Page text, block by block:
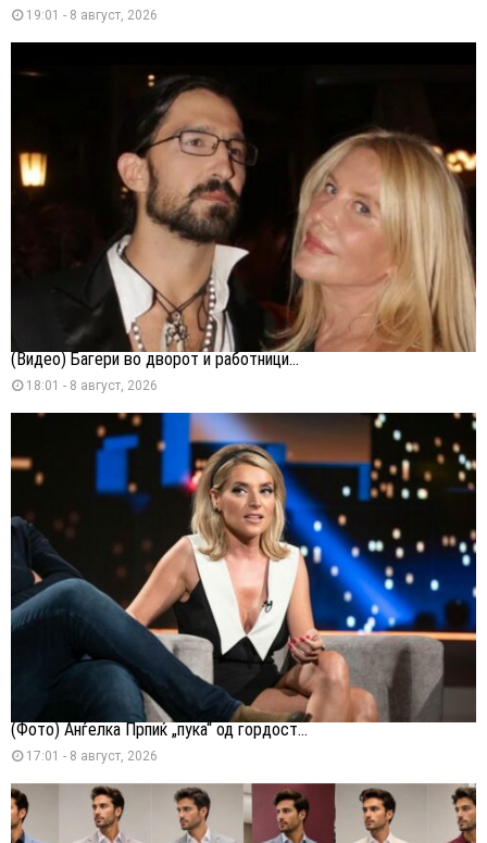
19:01 - 8 август, 2026
(Видео) Багери во дворот и работници...
18:01 - 8 август, 2026
(Фото) Анѓелка Прпиќ „пука“ од гордост...
17:01 - 8 август, 2026